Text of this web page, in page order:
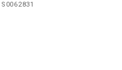
S0062831